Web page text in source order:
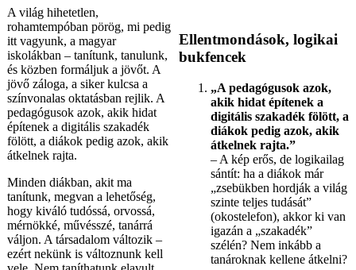
A világ hihetetlen,
rohamtempóban pörög, mi pedig
itt vagyunk, a magyar
iskolákban – tanítunk, tanulunk,
és közben formáljuk a jövőt. A
jövő záloga, a siker kulcsa a
színvonalas oktatásban rejlik. A
pedagógusok azok, akik hidat
építenek a digitális szakadék
fölött, a diákok pedig azok, akik
átkelnek rajta.
Minden diákban, akit ma
tanítunk, megvan a lehetőség,
hogy kiváló tudóssá, orvossá,
mérnökké, művésszé, tanárrá
váljon. A társadalom változik –
ezért nekünk is változnunk kell
Ellentmondások, logikai
bukfencek
„A pedagógusok azok,
akik hidat építenek a
digitális szakadék fölött, a
diákok pedig azok, akik
átkelnek rajta.”
– A kép erős, de logikailag
sántít: ha a diákok már
„zsebükben hordják a világ
szinte teljes tudását”
(okostelefon), akkor ki van
igazán a „szakadék”
szélén? Nem inkább a
tanároknak kellene átkelni?